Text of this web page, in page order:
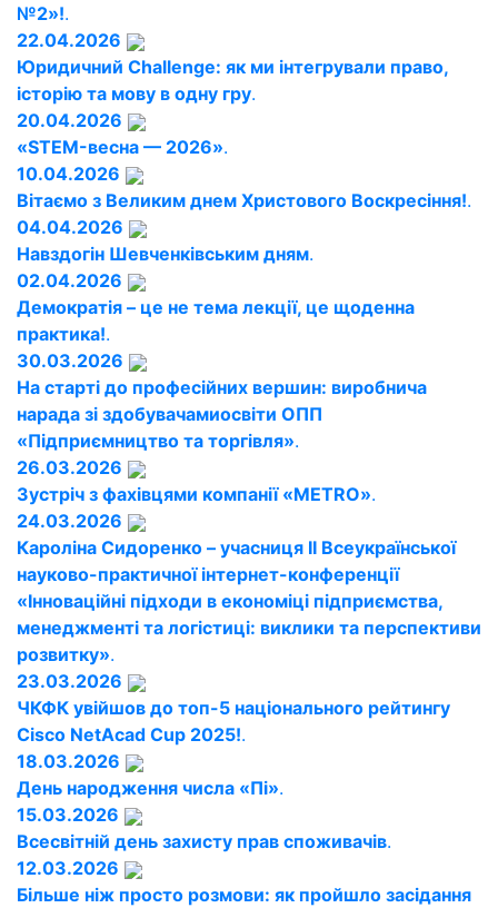
№2»!.
22.04.2026
Юридичний Challenge: як ми інтегрували право,
історію та мову в одну гру.
20.04.2026
«STEM-весна — 2026».
10.04.2026
Вітаємо з Великим днем Христового Воскресіння!.
04.04.2026
Навздогін Шевченківським дням.
02.04.2026
Демократія – це не тема лекції, це щоденна
практика!.
30.03.2026
На старті до професійних вершин: виробнича
нарада зі здобувачамиосвіти ОПП
«Підприємництво та торгівля».
26.03.2026
Зустріч з фахівцями компанії «METRO».
24.03.2026
Кароліна Сидоренко – учасниця ІІ Всеукраїнської
науково-практичної інтернет-конференції
«Інноваційні підходи в економіці підприємства,
менеджменті та логістиці: виклики та перспективи
розвитку».
23.03.2026
ЧКФК увійшов до топ-5 національного рейтингу
Cisco NetAcad Cup 2025!.
18.03.2026
День народження числа «Пі».
15.03.2026
Всесвітній день захисту прав споживачів.
12.03.2026
Більше ніж просто розмови: як пройшло засідання